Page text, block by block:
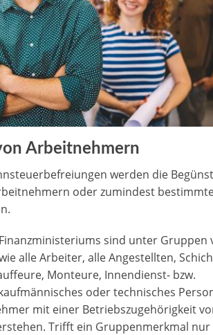
Arbeitnehmern
werden die
oder zumindest
sind unter Gruppen
alle Arbeiter, alle Angestellten,
Monteure, Innendienst- bzw.
oder technisches
mit einer Betriebszugehörigkeit
Trifft ein Gruppenmerkmal nur